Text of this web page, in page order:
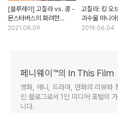
[블루레이] 고질라 vs. 콩 -
몬스터버스의 화려한
피날레
2021.08.09
고질라: 킹 오
괴수물 마니아
취향저격 영화
2019.06.04
페니웨이™의 In This Film
영화, 애니, 드라마, 만화의 리뷰와
인 블로그로서 1인 미디어 포털의
니다.